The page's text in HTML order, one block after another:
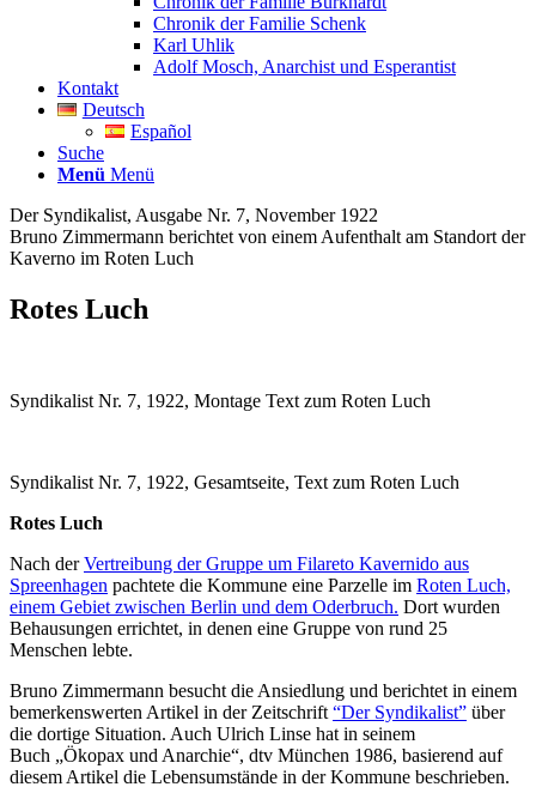
Chronik der Familie Schenk
Karl Uhlik
Adolf Mosch, Anarchist und Esperantist
Kontakt
Deutsch
Español
Suche
Menü Menü
Der Syndikalist, Ausgabe Nr. 7, November 1922
Bruno Zimmermann berichtet von einem Aufenthalt am Standort der
Kaverno im Roten Luch
Rotes Luch
Syndikalist Nr. 7, 1922, Montage Text zum Roten Luch
Syndikalist Nr. 7, 1922, Gesamtseite, Text zum Roten Luch
Rotes Luch
Nach derVertreibung der Gruppe um Filareto Kavernido aus
Spreenhagen pachtete die Kommune eine Parzelle im Roten Luch,
einem Gebiet zwischen Berlin und dem Oderbruch. Dort wurden
Behausungen errichtet, in denen eine Gruppe von rund 25
Menschen lebte.
Bruno Zimmermann besucht die Ansiedlung und berichtet in einem
bemerkenswerten Artikel in der Zeitschrift “Der Syndikalist” über
die dortige Situation. Auch Ulrich Linse hat in seinem
Buch „Ökopax und Anarchie“, dtv München 1986, basierend auf
diesem Artikel die Lebensumstände in der Kommune beschrieben.